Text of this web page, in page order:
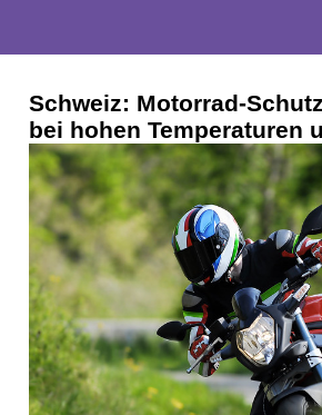
Schweiz: Motorrad-
bei hohen Temperaturen